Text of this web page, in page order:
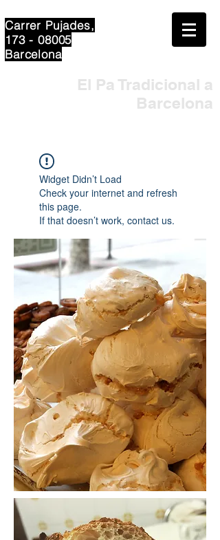
Carrer Pujades,
173 - 08005
Barcelona
El Pa Tradicional a
Barcelona
Widget Didn’t Load
Check your internet and refresh
this page.
If that doesn’t work, contact us.